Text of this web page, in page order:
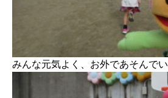
みんな元気よく、お外であそんで